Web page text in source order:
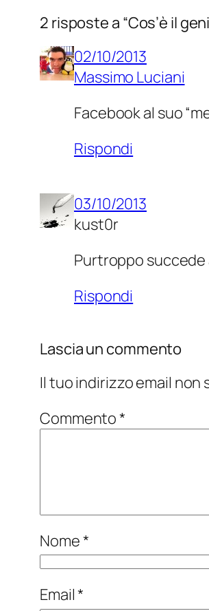
2 risposte a “Cos’è il
02/10/2013
Massimo Luciani
Facebook al suo
Rispondi
03/10/2013
kust0r
Purtroppo succede
Rispondi
Lascia un commento
Il tuo indirizzo email non
Commento*
Nome*
Email*